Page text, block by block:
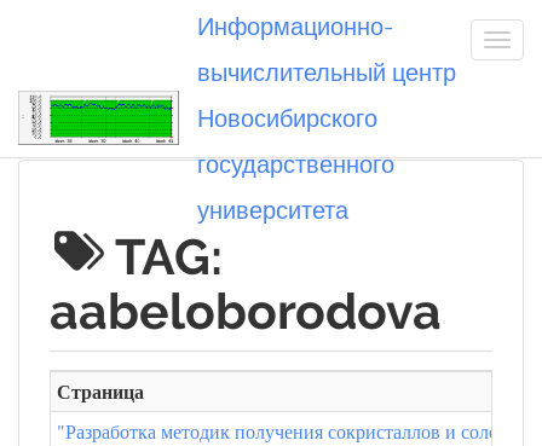
Информационно-
вычислительный центр
Новосибирского
государственного
университета
Вы посетили
TAG:
aabeloborodova
Страница
"Разработка методик получения сокристаллов и солей